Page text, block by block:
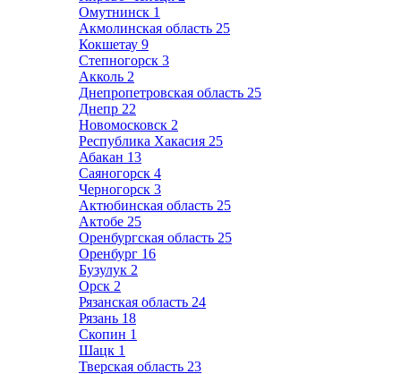
Омутнинск 1
Акмолинская область 25
Кокшетау 9
Степногорск 3
Акколь 2
Днепропетровская область 25
Днепр 22
Новомосковск 2
Республика Хакасия 25
Абакан 13
Саяногорск 4
Черногорск 3
Актюбинская область 25
Актобе 25
Оренбургская область 25
Оренбург 16
Бузулук 2
Орск 2
Рязанская область 24
Рязань 18
Скопин 1
Шацк 1
Тверская область 23